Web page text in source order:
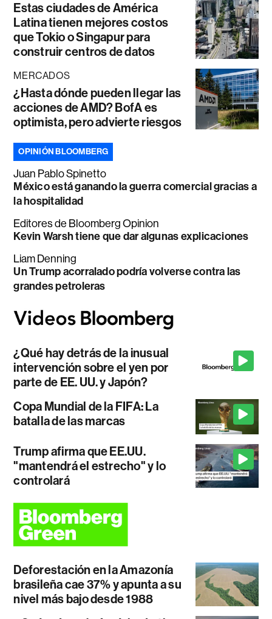
Estas ciudades de América
Latina tienen mejores costos
que Tokio o Singapur para
construir centros de datos
MERCADOS
¿Hasta dónde pueden llegar las
acciones de AMD? BofA es
optimista, pero advierte riesgos
OPINIÓN BLOOMBERG
Juan Pablo Spinetto
México está ganando la guerra comercial gracias a
la hospitalidad
Editores de Bloomberg Opinion
Kevin Warsh tiene que dar algunas explicaciones
Liam Denning
Un Trump acorralado podría volverse contra las
grandes petroleras
¿Qué hay detrás de la inusual
intervención sobre el yen por
parte de EE. UU. y Japón?
Copa Mundial de la FIFA: La
batalla de las marcas
Trump afirma que EE.UU.
"mantendrá el estrecho" y lo
controlará
Deforestación en la Amazonía
brasileña cae 37% y apunta a su
nivel más bajo desde 1988